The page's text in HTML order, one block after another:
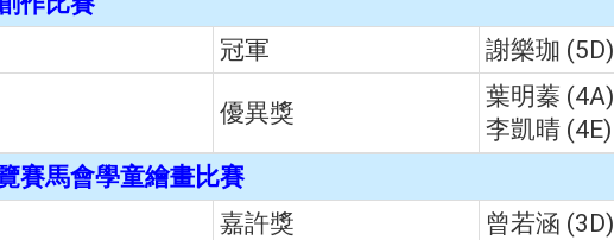
冠軍
謝樂珈 (5D)
優異獎
葉明蓁 (4A)
李凱晴 (4E)
賽馬會學童繪畫比賽
嘉許獎
曾若涵 (3D)